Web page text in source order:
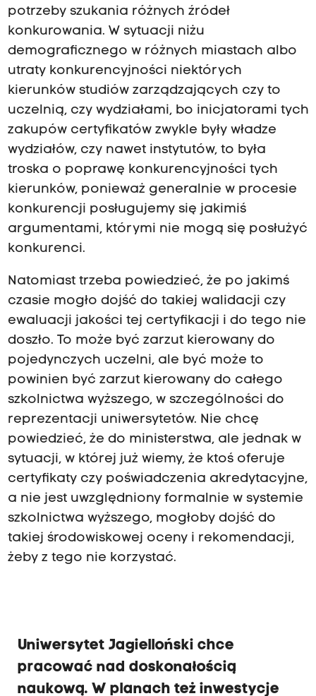
potrzeby szukania różnych źródeł
konkurowania. W sytuacji niżu
demograficznego w różnych miastach albo
utraty konkurencyjności niektórych
kierunków studiów zarządzających czy to
uczelnią, czy wydziałami, bo inicjatorami tych
zakupów certyfikatów zwykle były władze
wydziałów, czy nawet instytutów, to była
troska o poprawę konkurencyjności tych
kierunków, ponieważ generalnie w procesie
konkurencji posługujemy się jakimiś
argumentami, którymi nie mogą się posłużyć
konkurenci.
Natomiast trzeba powiedzieć, że po jakimś
czasie mogło dojść do takiej walidacji czy
ewaluacji jakości tej certyfikacji i do tego nie
doszło. To może być zarzut kierowany do
pojedynczych uczelni, ale być może to
powinien być zarzut kierowany do całego
szkolnictwa wyższego, w szczególności do
reprezentacji uniwersytetów. Nie chcę
powiedzieć, że do ministerstwa, ale jednak w
sytuacji, w której już wiemy, że ktoś oferuje
certyfikaty czy poświadczenia akredytacyjne,
a nie jest uwzględniony formalnie w systemie
szkolnictwa wyższego, mogłoby dojść do
takiej środowiskowej oceny i rekomendacji,
żeby z tego nie korzystać.
Uniwersytet Jagielloński chce
pracować nad doskonałością
naukową. W planach też inwestycje